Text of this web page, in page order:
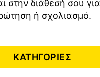
στην διάθεσή σου για
ή σχολιασμό.
ΚΑΤΗΓΟΡΊΕΣ